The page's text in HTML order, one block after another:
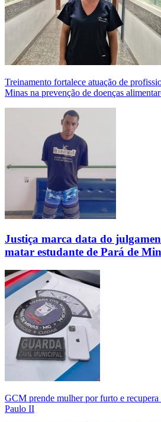
Treinamento fortalece atuação de
Minas na prevenção de doenças
Justiça marca data do
matar estudante de Pará de
GCM prende mulher por furto e
Paulo II